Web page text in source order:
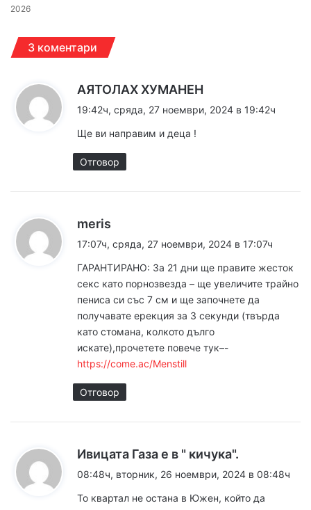
2026
3 коментари
АЯТОЛАХ ХУМАНЕН
19:42ч, сряда, 27 ноември, 2024 в 19:42ч
Ще ви направим и деца !
Отговор
meris
а
:
17:07ч, сряда, 27 ноември, 2024 в 17:07ч
ГАРАНТИРАНО: За 21 дни ще правите жесток
секс като порнозвезда – ще увеличите трайно
пениса си със 7 см и ще започнете да
получавате ерекция за 3 секунди (твърда
като стомана, колкото дълго
искате),прочетете повече тук–-
https://come.ac/Menstill
Отговор
Ивицата Газа е в " кичука".
а
а
08:48ч, вторник, 26 ноември, 2024 в 08:48ч
То квартал не остана в Южен, който да